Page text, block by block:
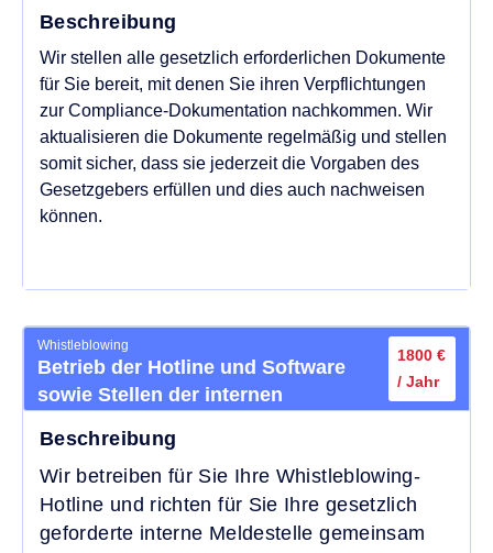
Beschreibung
Wir stellen alle gesetzlich erforderlichen Dokumente
für Sie bereit, mit denen Sie ihren Verpflichtungen
zur Compliance-Dokumentation nachkommen. Wir
aktualisieren die Dokumente regelmäßig und stellen
somit sicher, dass sie jederzeit die Vorgaben des
Gesetzgebers erfüllen und dies auch nachweisen
können.
Whistleblowing
Betrieb der Hotline und Software
sowie Stellen der internen
1800 €
/ Jahr
Beschreibung
Wir betreiben für Sie Ihre Whistleblowing-
Hotline und richten für Sie Ihre gesetzlich
geforderte interne Meldestelle gemeinsam